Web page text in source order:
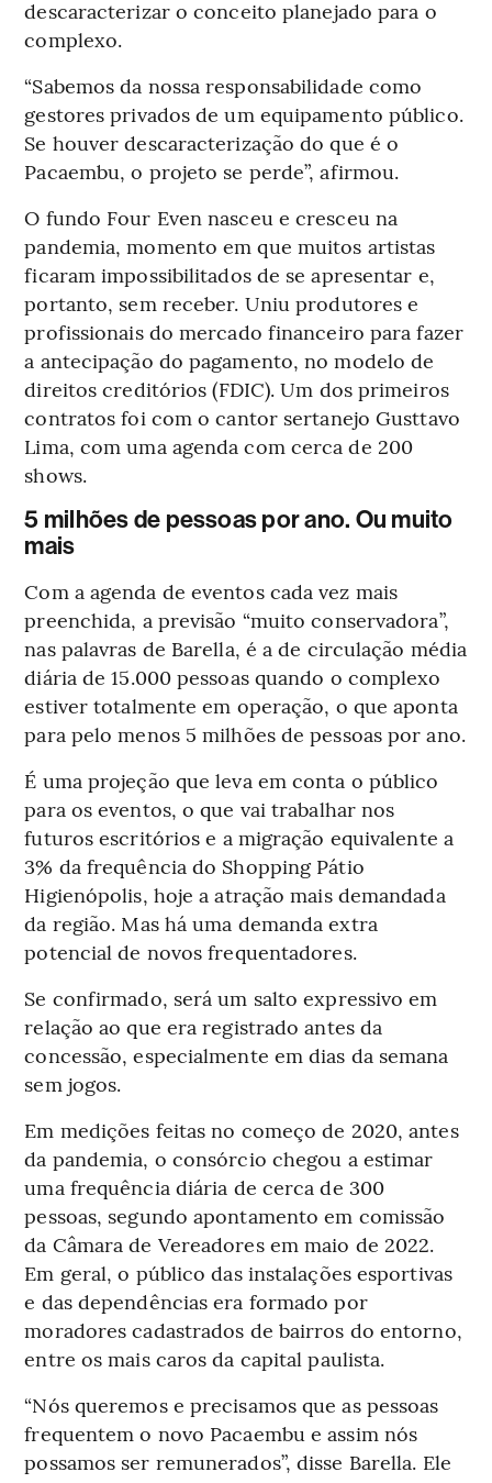
descaracterizar o conceito planejado para o
complexo.
“Sabemos da nossa responsabilidade como
gestores privados de um equipamento público.
Se houver descaracterização do que é o
Pacaembu, o projeto se perde”, afirmou.
O fundo Four Even nasceu e cresceu na
pandemia, momento em que muitos artistas
ficaram impossibilitados de se apresentar e,
portanto, sem receber. Uniu produtores e
profissionais do mercado financeiro para fazer
a antecipação do pagamento, no modelo de
direitos creditórios (FDIC). Um dos primeiros
contratos foi com o cantor sertanejo Gusttavo
Lima, com uma agenda com cerca de 200
shows.
5 milhões de pessoas por ano. Ou muito
mais
Com a agenda de eventos cada vez mais
preenchida, a previsão “muito conservadora”,
nas palavras de Barella, é a de circulação média
diária de 15.000 pessoas quando o complexo
estiver totalmente em operação, o que aponta
para pelo menos 5 milhões de pessoas por ano.
É uma projeção que leva em conta o público
para os eventos, o que vai trabalhar nos
futuros escritórios e a migração equivalente a
3% da frequência do Shopping Pátio
Higienópolis, hoje a atração mais demandada
da região. Mas há uma demanda extra
potencial de novos frequentadores.
Se confirmado, será um salto expressivo em
relação ao que era registrado antes da
concessão, especialmente em dias da semana
sem jogos.
Em medições feitas no começo de 2020, antes
da pandemia, o consórcio chegou a estimar
uma frequência diária de cerca de 300
pessoas, segundo apontamento em comissão
da Câmara de Vereadores em maio de 2022.
Em geral, o público das instalações esportivas
e das dependências era formado por
moradores cadastrados de bairros do entorno,
entre os mais caros da capital paulista.
“Nós queremos e precisamos que as pessoas
frequentem o novo Pacaembu e assim nós
possamos ser remunerados”, disse Barella. Ele